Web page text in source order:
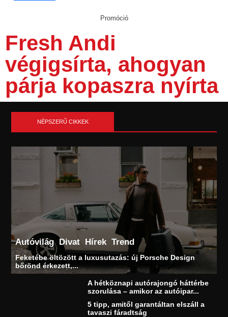
Promóció
Fresh Andi
végigsírta, ahogyan
párja kopaszra nyírta
NÉPSZERŰ CIKKEK
Autóvilág Divat Hírek Trend
Feketébe öltözött a luxusutazás: új Porsche Design
bőrönd érkezett,...
A hétköznapi autórajongó háttérbe
szorulása – amikor az autóipar...
5 tipp, amitől garantáltan elszáll a
tavaszi fáradtság